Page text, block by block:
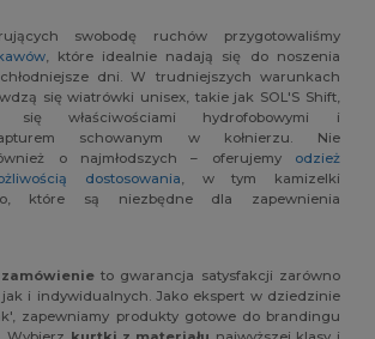
swobodę ruchów przygotowaliśmy
, które idealnie nadają się do noszenia
dni. W trudniejszych warunkach
się wiatrówki unisex, takie jak SOL'S Shift,
się właściwościami hydrofobowymi i
schowanym w kołnierzu. Nie
o najmłodszych – oferujemy odzież
dostosowania, w tym kamizelki
które są niezbędne dla zapewnienia
to gwarancja satysfakcji zarówno
i indywidualnych. Jako ekspert w dziedzinie
zapewniamy produkty gotowe do brandingu